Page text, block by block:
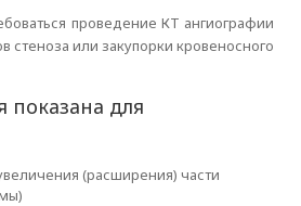
проведение КТ ангиографии
стеноза или закупорки кровеносного
показана для
(расширения) части